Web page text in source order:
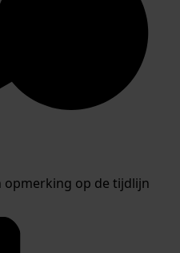
opmerking op de tijdlijn